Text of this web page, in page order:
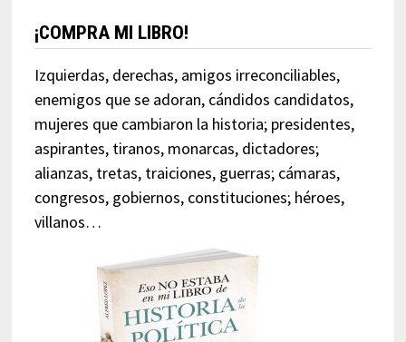
¡COMPRA MI LIBRO!
Izquierdas, derechas, amigos irreconciliables,
enemigos que se adoran, cándidos candidatos,
mujeres que cambiaron la historia; presidentes,
aspirantes, tiranos, monarcas, dictadores;
alianzas, tretas, traiciones, guerras; cámaras,
congresos, gobiernos, constituciones; héroes,
villanos…